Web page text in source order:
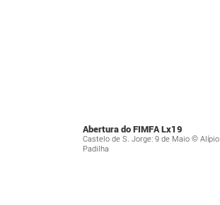
Abertura do FIMFA Lx19
Castelo de S. Jorge: 9 de Maio © Alípio
Padilha